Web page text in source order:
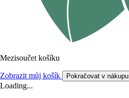
Mezisoučet košíku
Zobrazit můj košík Pokračovat v nákupu
Loading...